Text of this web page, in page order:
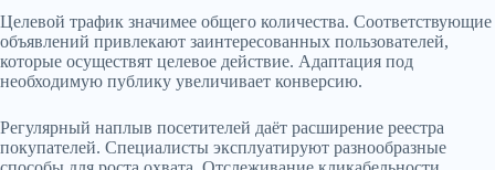
Целевой трафик значимее общего количества. Соответствующие
объявлений привлекают заинтересованных пользователей,
которые осуществят целевое действие. Адаптация под
необходимую публику увеличивает конверсию.
Регулярный наплыв посетителей даёт расширение реестра
покупателей. Специалисты эксплуатируют разнообразные